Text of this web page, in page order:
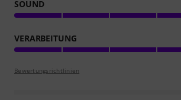
SOUND
VERARBEITUNG
Bewertungsrichtlinien